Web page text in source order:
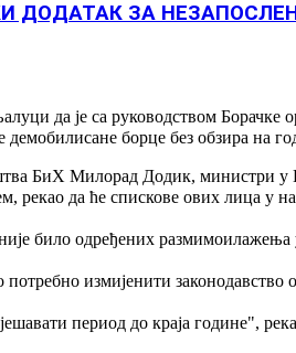
ДОДАТАК ЗА
да је са руководством
демобилисане борце без обзира
БиХ Милорад Додик, министри
рекао да ће спискове ових лица у
било одређених
измијенити законодавство
период до краја године",